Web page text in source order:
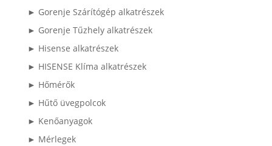
► Gorenje Szárítógép alkatrészek
► Gorenje Tűzhely alkatrészek
► Hisense alkatrészek
► HISENSE Klíma alkatrészek
► Hőmérők
► Hűtő üvegpolcok
► Kenőanyagok
► Mérlegek